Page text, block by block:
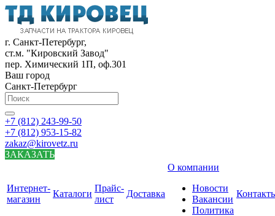
г. Санкт-Петербург,
ст.м. "Кировский Завод"
пер. Химический 1П, оф.301
Ваш город
Санкт-Петербург
+7 (812) 243-99-50
+7 (812) 953-15-82
zakaz@kirovetz.ru
ЗАКАЗАТЬ
Интернет-
магазин
Каталоги
Прайс-
лист
Доставка
О компании
Новости
Вакансии
Политика